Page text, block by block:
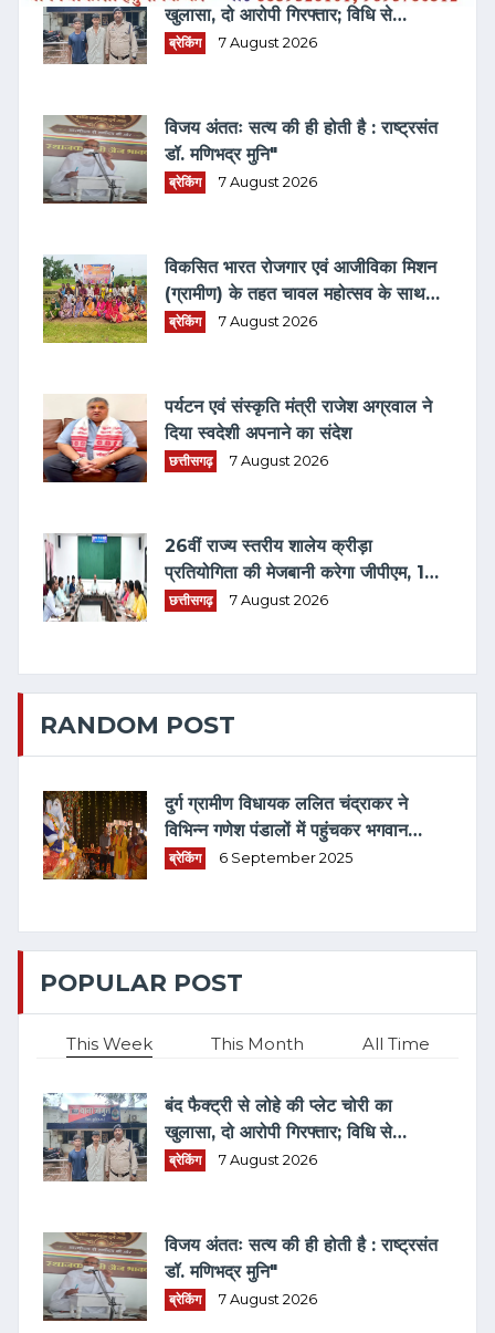
खुलासा, दो आरोपी गिरफ्तार; विधि से
संघर्षरत बालक पर भी कार्रवाई
ब्रेकिंग 7 August 2026
विजय अंततः सत्य की ही होती है : राष्ट्रसंत
डॉ. मणिभद्र मुनि"
ब्रेकिंग 7 August 2026
विकसित भारत रोजगार एवं आजीविका मिशन
(ग्रामीण) के तहत चावल महोत्सव के साथ
रोजगार एवं आवास दिवस का हुआ आयोजन
ब्रेकिंग 7 August 2026
पर्यटन एवं संस्कृति मंत्री राजेश अग्रवाल ने
दिया स्वदेशी अपनाने का संदेश
छत्तीसगढ़ 7 August 2026
26वीं राज्य स्तरीय शालेय क्रीड़ा
प्रतियोगिता की मेजबानी करेगा जीपीएम, 18
से 21 अगस्त तक जुटेंगे प्रदेशभर के
छत्तीसगढ़ 7 August 2026
RANDOM POST
दुर्ग ग्रामीण विधायक ललित चंद्राकर ने
विभिन्न गणेश पंडालों में पहुंचकर भगवान
गणेश जी की पूजा-अर्चना की
ब्रेकिंग 6 September 2025
POPULAR POST
This Week This Month All Time
बंद फैक्ट्री से लोहे की प्लेट चोरी का
खुलासा, दो आरोपी गिरफ्तार; विधि से
संघर्षरत बालक पर भी कार्रवाई
ब्रेकिंग 7 August 2026
विजय अंततः सत्य की ही होती है : राष्ट्रसंत
डॉ. मणिभद्र मुनि"
ब्रेकिंग 7 August 2026